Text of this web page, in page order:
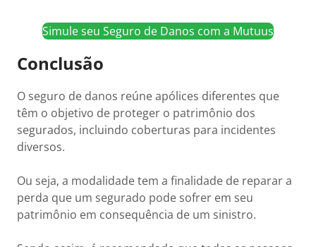
Simule seu Seguro de Danos com a Mutuus
Conclusão
O seguro de danos reúne apólices diferentes que
têm o objetivo de proteger o patrimônio dos
segurados, incluindo coberturas para incidentes
diversos.
Ou seja, a modalidade tem a finalidade de reparar a
perda que um segurado pode sofrer em seu
patrimônio em consequência de um sinistro.